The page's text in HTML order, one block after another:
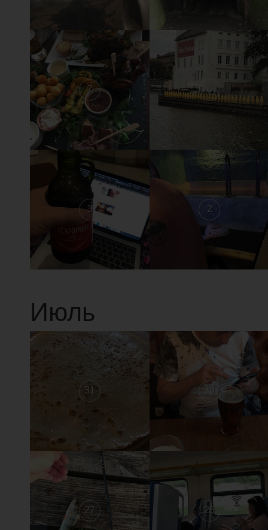
7 6
3 2
Июль
31 30
27 26